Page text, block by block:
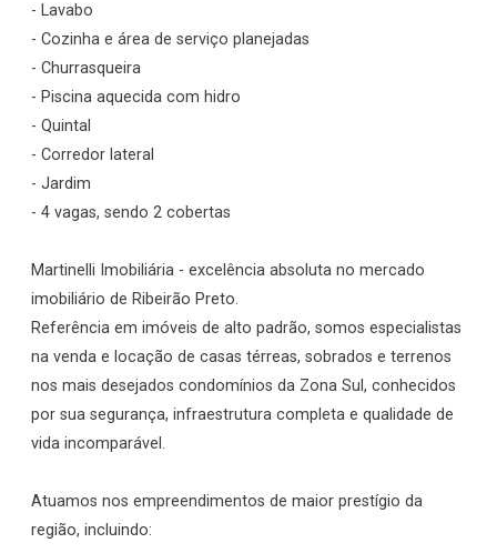
- Lavabo
- Cozinha e área de serviço planejadas
- Churrasqueira
- Piscina aquecida com hidro
- Quintal
- Corredor lateral
- Jardim
- 4 vagas, sendo 2 cobertas
Martinelli Imobiliária - excelência absoluta no mercado
imobiliário de Ribeirão Preto.
Referência em imóveis de alto padrão, somos especialistas
na venda e locação de casas térreas, sobrados e terrenos
nos mais desejados condomínios da Zona Sul, conhecidos
por sua segurança, infraestrutura completa e qualidade de
vida incomparável.
Atuamos nos empreendimentos de maior prestígio da
região, incluindo: